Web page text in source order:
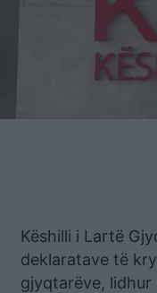
Këshilli i Lartë
deklaratave të
gjyqtarëve,